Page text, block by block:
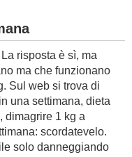
risposta è sì, ma
ma che funzionano
Sul web si trova di
una settimana, dieta
dimagrire 1 kg a
scordatevelo.
solo danneggiando